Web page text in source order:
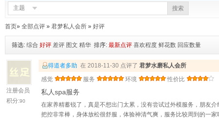
主题 搜索
首页» 全部点评 » 君梦私人会所 » 好评
筛选: 综合 好评 差评 图文 精华 排序: 最新点评 喜欢程度 鲜花数 回应数量
注册会员
积分:90
得道者多助 在 2018-11-30 点评了 君梦水磨私人会所
感觉
服务 环境 性价比
私人spa服务
在家养精蓄锐了，真是不想出门太累，没有尝试过外模服务，朋友
把控非常棒，身体放松很舒服，体验神清气爽，服务比较周到的一